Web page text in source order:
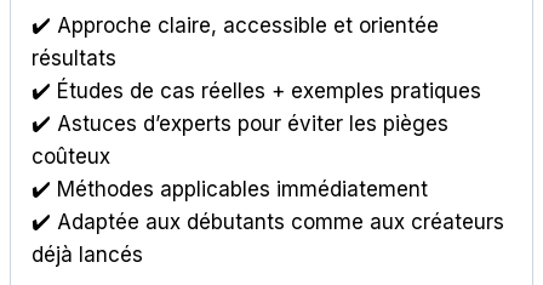
✔️ Approche claire, accessible et orientée
résultats
✔️ Études de cas réelles + exemples pratiques
✔️ Astuces d’experts pour éviter les pièges
coûteux
✔️ Méthodes applicables immédiatement
✔️ Adaptée aux débutants comme aux créateurs
déjà lancés